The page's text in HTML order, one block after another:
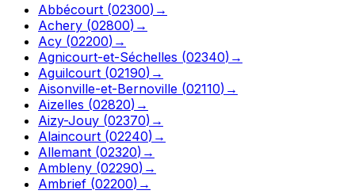
Abbécourt (02300) →
Achery (02800) →
Acy (02200) →
Agnicourt-et-Séchelles (02340) →
Aguilcourt (02190) →
Aisonville-et-Bernoville (02110) →
Aizelles (02820) →
Aizy-Jouy (02370) →
Alaincourt (02240) →
Allemant (02320) →
Ambleny (02290) →
Ambrief (02200) →